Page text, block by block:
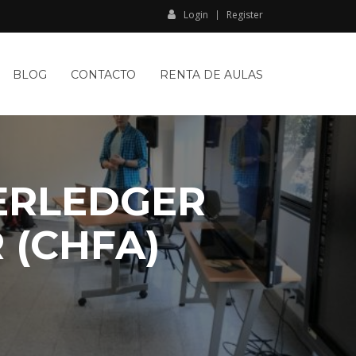
Login Register
BLOG CONTACTO RENTA DE AULAS
(CHFA)